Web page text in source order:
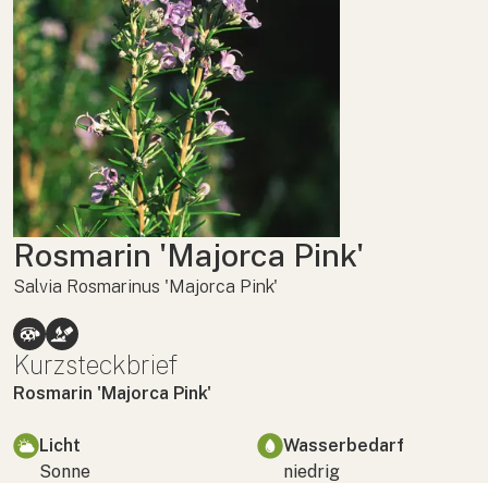
Rosmarin 'Majorca Pink'
Salvia Rosmarinus 'Majorca Pink'
Kurzsteckbrief
Rosmarin 'Majorca Pink'
Licht
Sonne
Wasserbedarf
niedrig